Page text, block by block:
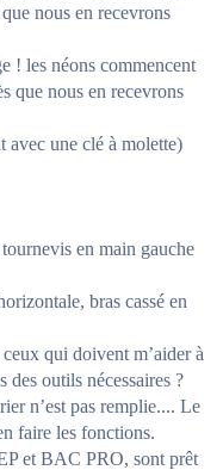
nous en recevrons
! les néons commencent
que nous en recevrons
avec une clé à molette)
en main gauche
bras cassé en
qui doivent m’aider à
outils nécessaires ?
n’est pas remplie.... Le
faire les fonctions.
et BAC PRO, sont prêt